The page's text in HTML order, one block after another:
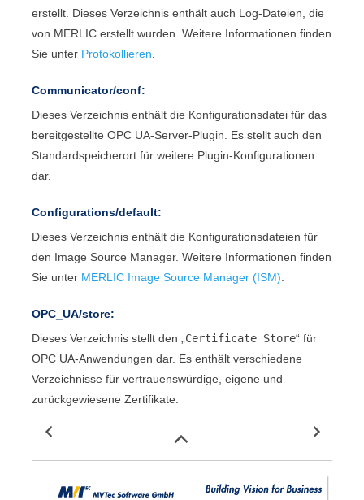
erstellt. Dieses Verzeichnis enthält auch Log-Dateien, die
von MERLIC erstellt wurden. Weitere Informationen finden
Sie unter Protokollieren
Communicator/conf:
Dieses Verzeichnis enthält die Konfigurationsdatei für das
bereitgestellteOPC UA-Server-Plugin. Es stellt auch den
Standardspeicherort für weitere Plugin-Konfigurationen
dar.
Configurations/default:
Dieses Verzeichnis enthält die Konfigurationsdateien für
den Image Source Manager. Weitere Informationen finden
Sie unter MERLIC Image Source Manager (ISM)
OPC_UA/store:
Dieses Verzeichnis stellt den „ Certificate Store“ für
OPC UA-Anwendungen dar. Es enthält verschiedene
Verzeichnisse für vertrauenswürdige, eigene und
zurückgewiesene Zertifikate.